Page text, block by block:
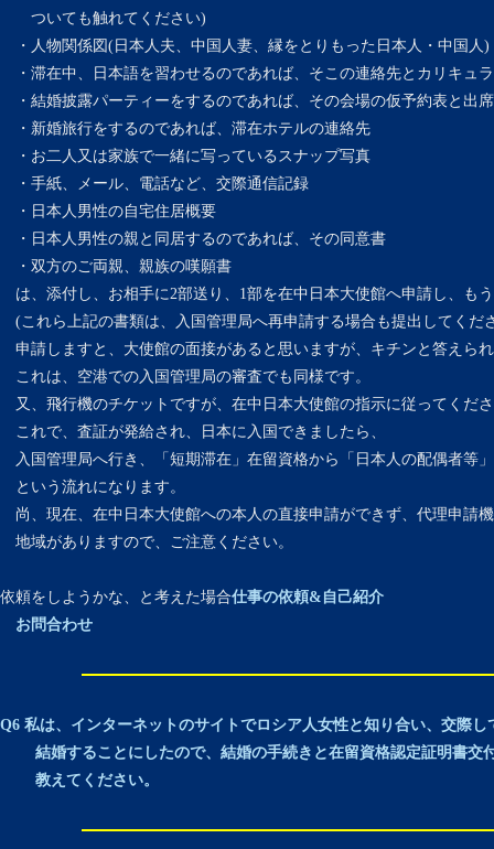
ついても触れてください)
・人物関係図(日本人夫、中国人妻、縁をとりもった日本人・中国人)
・滞在中、日本語を習わせるのであれば、そこの連絡先とカリキュ
・結婚披露パーティーをするのであれば、その会場の仮予約表と出
・新婚旅行をするのであれば、滞在ホテルの連絡先
・お二人又は家族で一緒に写っているスナップ写真
・手紙、メール、電話など、交際通信記録
・日本人男性の自宅住居概要
・日本人男性の親と同居するのであれば、その同意書
・双方のご両親、親族の嘆願書
は、添付し、お相手に2部送り、1部を在中日本大使館へ申請し、も
(これら上記の書類は、入国管理局へ再申請する場合も提出してくだ
申請しますと、大使館の面接があると思いますが、キチンと答えら
これは、空港での入国管理局の審査でも同様です。
又、飛行機のチケットですが、在中日本大使館の指示に従ってくだ
これで、査証が発給され、日本に入国できましたら、
入国管理局へ行き、「短期滞在」在留資格から「日本人の配偶者等
という流れになります。
尚、現在、在中日本大使館への本人の直接申請ができず、代理申請
地域がありますので、ご注意ください。
依頼をしようかな、と考えた場合仕事の依頼&自己紹介
お問合わせ
Q6 私は、インターネットのサイトでロシア人女性と知り合い、交際し
結婚することにしたので、結婚の手続きと在留資格認定証明書交
教えてください。